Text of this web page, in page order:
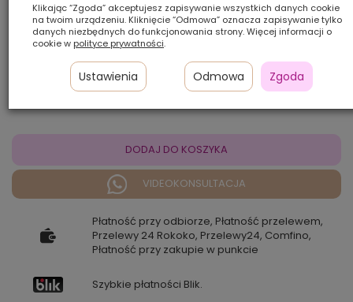
1 150,00 zł
DODAJ DO KOSZYKA
VIDEOKONSULTACJA
Płatność przy odbiorze, Płatność przelewem,
Przelewy 24 Rokoko, Przelewy24, Comfino,
Płatność przy zakupie w punkcie
Szybkie płatności Blik.
Klikając “Zgoda” akceptujesz zapisywanie wszystkich danych cookie
na twoim urządzeniu. Kliknięcie “Odmowa” oznacza zapisywanie tylko
danych niezbędnych do funkcjonowania strony. Więcej informacji o
cookie w polityce prywatności.
Ustawienia Odmowa Zgoda